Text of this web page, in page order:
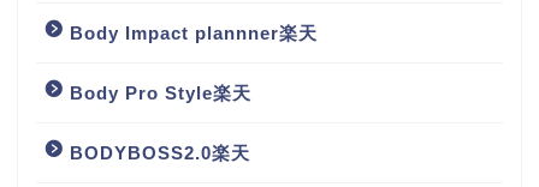
Body Impact plannner楽天
Body Pro Style楽天
BODYBOSS2.0楽天